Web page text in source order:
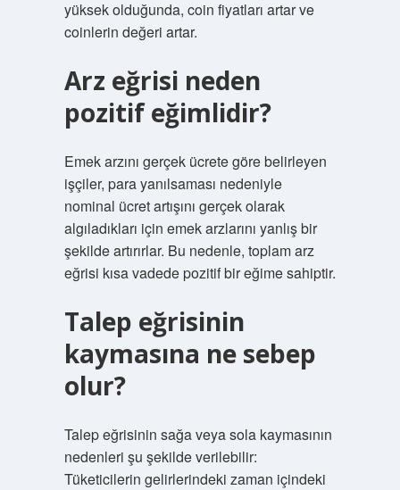
yüksek olduğunda, coin fiyatları artar ve
coinlerin değeri artar.
Arz eğrisi neden
pozitif eğimlidir?
Emek arzını gerçek ücrete göre belirleyen
işçiler, para yanılsaması nedeniyle
nominal ücret artışını gerçek olarak
algıladıkları için emek arzlarını yanlış bir
şekilde artırırlar. Bu nedenle, toplam arz
eğrisi kısa vadede pozitif bir eğime sahiptir.
Talep eğrisinin
kaymasına ne sebep
olur?
Talep eğrisinin sağa veya sola kaymasının
nedenleri şu şekilde verilebilir:
Tüketicilerin gelirlerindeki zaman içindeki